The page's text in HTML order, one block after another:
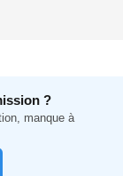
?
manque à